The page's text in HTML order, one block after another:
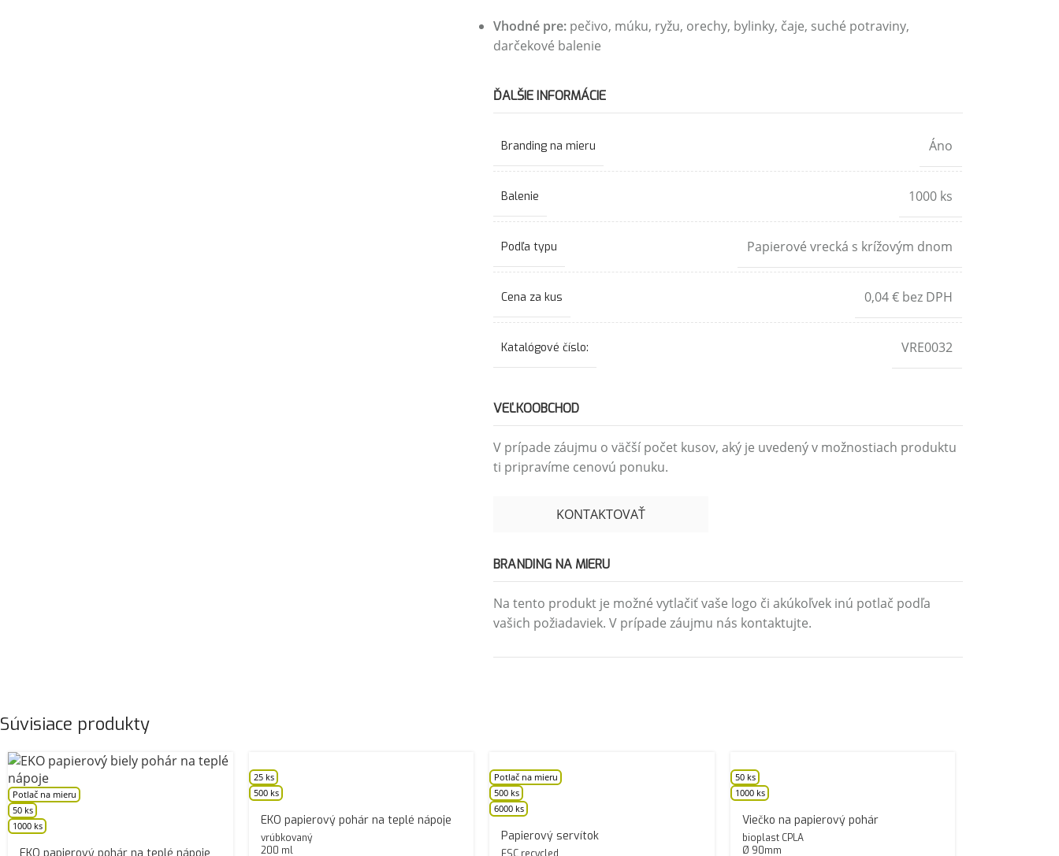
Vhodné pre:pečivo, múku, ryžu, orechy, bylinky, čaje, suché potraviny,
darčekové balenie
ĎALŠIE INFORMÁCIE
Branding na mieru Áno
Balenie 1000 ks
Podľa typu Papierové vrecká s krížovým dnom
Cena za kus 0,04 € bez DPH
Katalógové číslo: VRE0032
VEĽKOOBCHOD
V prípade záujmu o väčší počet kusov, aký je uvedený v možnostiach produktu
ti pripravíme cenovú ponuku.
KONTAKTOVAŤ
BRANDING NA MIERU
Na tento produkt je možné vytlačiť vaše logo či akúkoľvek inú potlač podľa
vašich požiadaviek. V prípade záujmu nás kontaktujte.
Súvisiace produkty
Potlač na mieru
50 ks
1000 ks
25 ks
500 ks
EKO papierový pohár na teplé nápoje
vrúbkovaný
200 ml
Potlač na mieru
500 ks
6000 ks
Papierový servítok
50 ks
1000 ks
Viečko na papierový pohár
bioplast CPLA
Ø 90mm